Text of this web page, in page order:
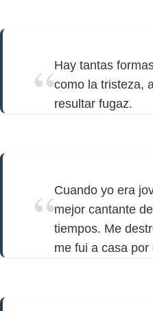
Hay tantas
como la tristeza,
resultar fugaz.
Cuando yo era
mejor cantante
tiempos. Me
me fui a casa por